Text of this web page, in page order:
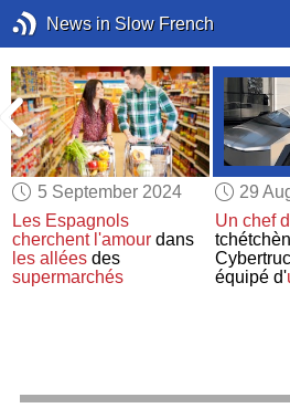
News in Slow French
5 September 2024
Les Espagnols
cherchent l'amour dans
les allées des
supermarchés
29
Un chef
équipé d'